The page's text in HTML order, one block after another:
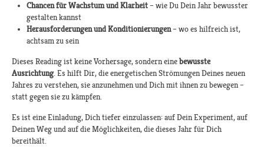
Chancen für Wachstum und Klarheit– wie Du Dein Jahr bewusster
gestalten kannst
Herausforderungen und Konditionierungen– wo es hilfreich ist,
achtsam zu sein
Dieses Reading ist keine Vorhersage, sondern einebewusste
Ausrichtung. Es hilft Dir, die energetischen Strömungen Deines neuen
Jahres zu verstehen, sie anzunehmen und Dich mit ihnen zu bewegen –
statt gegen sie zu kämpfen.
Es ist eine Einladung, Dich tiefer einzulassen: auf Dein Experiment, auf
Deinen Weg und auf die Möglichkeiten, die dieses Jahr für Dich
bereithält.